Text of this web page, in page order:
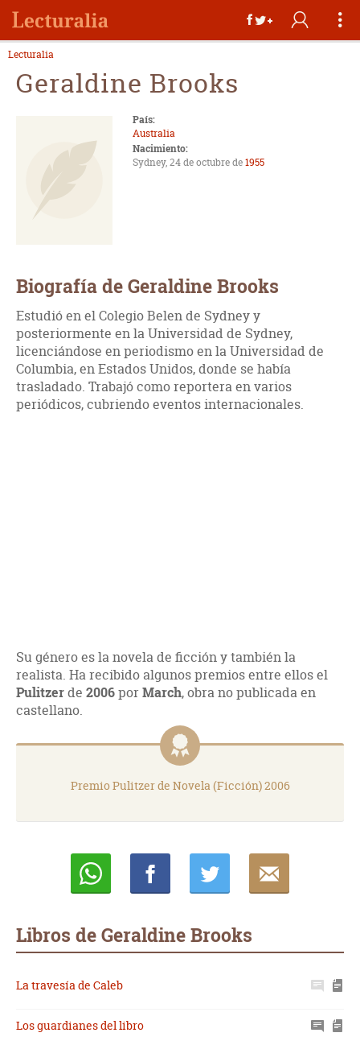
Lecturalia
Geraldine Brooks
País:
Australia
Nacimiento:
Sydney, 24 de octubre de1955
Biografía de Geraldine Brooks
Estudió en el Colegio Belen de Sydney y
posteriormente en la Universidad de Sydney,
licenciándose en periodismo en la Universidad de
Columbia, en Estados Unidos, donde se había
trasladado. Trabajó como reportera en varios
periódicos, cubriendo eventos internacionales.
Su género es la novela de ficción y también la
realista. Ha recibido algunos premios entre ellos el
Pulitzerde 2006por March, obra no publicada en
castellano.
Premio Pulitzer de Novela (Ficción) 2006
Libros de Geraldine Brooks
La travesía de Caleb
Los guardianes del libro